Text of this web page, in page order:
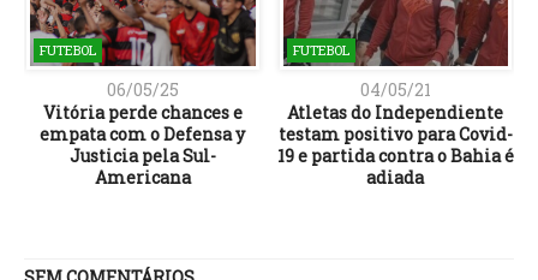
FUTEBOL
06/05/25
Vitória perde chances e
empata com o Defensa y
Justicia pela Sul-
Americana
FUTEBOL
04/05/21
Atletas do Independiente
testam positivo para Covid-
19 e partida contra o Bahia é
adiada